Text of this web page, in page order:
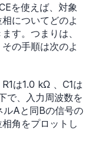
を使えば、対象
についてどのよ
す。つまりは、
の手順は次のよ
は1.0 kΩ 、C1は
で、入力周波数を
Aと同Bの信号の
角をプロットし